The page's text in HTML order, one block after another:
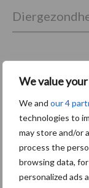
We value
We and our 4
technologies to
may store and/or
process the
browsing data,
personalized ads